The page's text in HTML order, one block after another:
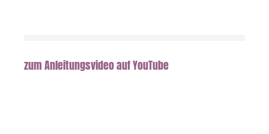
zum Anleitungsvideo auf YouTube